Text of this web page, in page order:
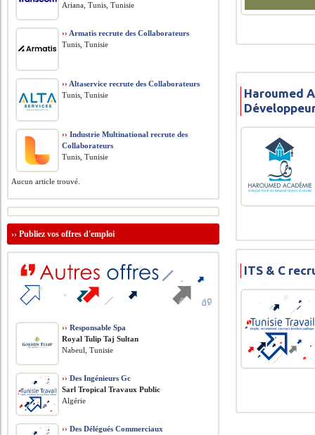
Haroumed
ITS & C
Ariana, Tunis, Tunisie
›› Armatis recrute des Collaborateurs
Tunis, Tunisie
›› Altaservice recrute des Collaborateurs
Tunis, Tunisie
›› Industrie Multinational recrute des
Collaborateurs
Tunis, Tunisie
Aucun article trouvé.
››Publiez vos offres d'emploi
›› Responsable Spa
Royal Tulip Taj Sultan
Nabeul, Tunisie
›› Des Ingénieurs Gc
Sarl Tropical Travaux Public
Algérie
›› Des Délégués Commerciaux